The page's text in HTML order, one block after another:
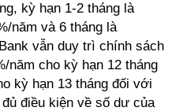
kỳ hạn 1-2 tháng là
năm và 6 tháng là
vẫn duy trì chính sách
năm cho kỳ hạn 12 tháng
kỳ hạn 13 tháng đối với
điều kiện về số dư của